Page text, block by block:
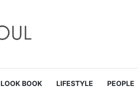
LOOK BOOK LIFESTYLE PEOPLE